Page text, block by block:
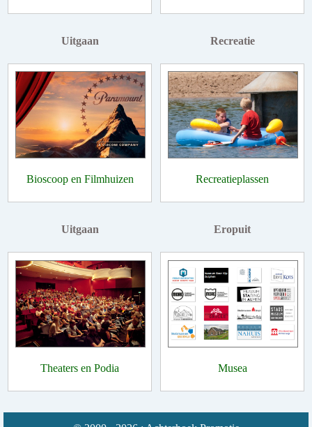
Uitgaan
Bioscoop en Filmhuizen
Recreatie
Recreatieplassen
Uitgaan
Theaters en Podia
Eropuit
Musea